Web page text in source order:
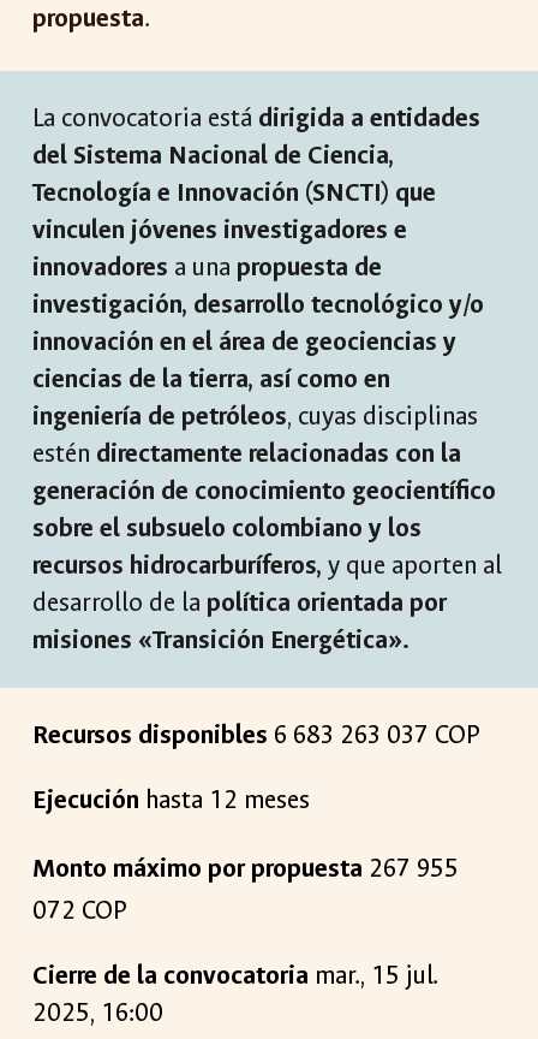
propuesta.
La convocatoria está dirigida a entidades
del Sistema Nacional de Ciencia,
Tecnología e Innovación (SNCTI) que
vinculen jóvenes investigadores e
innovadores a una propuesta de
investigación, desarrollo tecnológico y/o
innovación en el área de geociencias y
ciencias de la tierra, así como en
ingeniería de petróleos, cuyas disciplinas
estén directamente relacionadas con la
generación de conocimiento geocientífico
sobre el subsuelo colombiano y los
recursos hidrocarburíferos, y que aporten al
desarrollo de la política orientada por
misiones «Transición Energética».
Recursos disponibles 6 683 263 037 COP
Ejecución hasta 1 2 meses
Monto máximo por propuesta 267 955
072 COP
Cierre de la convocatoria mar., 15 jul.
2025, 16:00